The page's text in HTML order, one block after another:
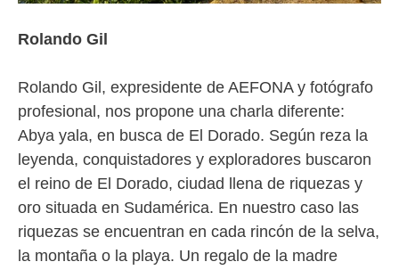
Rolando Gil
Rolando Gil, expresidente de AEFONA y fotógrafo
profesional, nos propone una charla diferente:
Abya yala, en busca de El Dorado. Según reza la
leyenda, conquistadores y exploradores buscaron
el reino de El Dorado, ciudad llena de riquezas y
oro situada en Sudamérica. En nuestro caso las
riquezas se encuentran en cada rincón de la selva,
la montaña o la playa. Un regalo de la madre